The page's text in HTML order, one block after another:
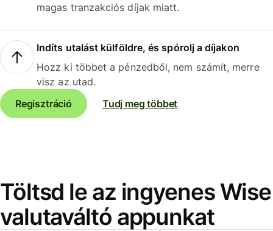
magas tranzakciós díjak miatt.
Indíts utalást külföldre, és spórolj a díjakon
Hozz ki többet a pénzedből, nem számít, merre
visz az utad.
Regisztráció
Tudj meg többet
Töltsd le az ingyenes Wise
valutaváltó appunkat